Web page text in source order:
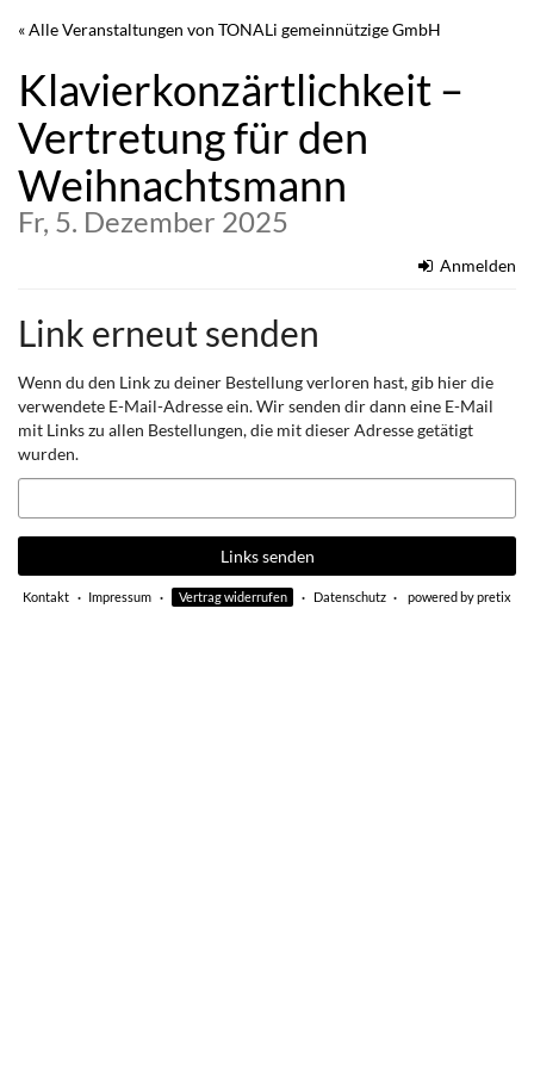
Zum
Inhalt
springen
« Alle Veranstaltungen von TONALi gemeinnützige GmbH
Klavierkonzärtlichkeit –
Vertretung für den
Weihnachtsmann
Fr, 5. Dezember 2025
Anmelden
Link erneut senden
Wenn du den Link zu deiner Bestellung verloren hast, gib hier die
verwendete E-Mail-Adresse ein. Wir senden dir dann eine E-Mail
mit Links zu allen Bestellungen, die mit dieser Adresse getätigt
wurden.
E-
Mail
Links senden
Kontakt Impressum Vertrag widerrufen Datenschutz powered by pretix